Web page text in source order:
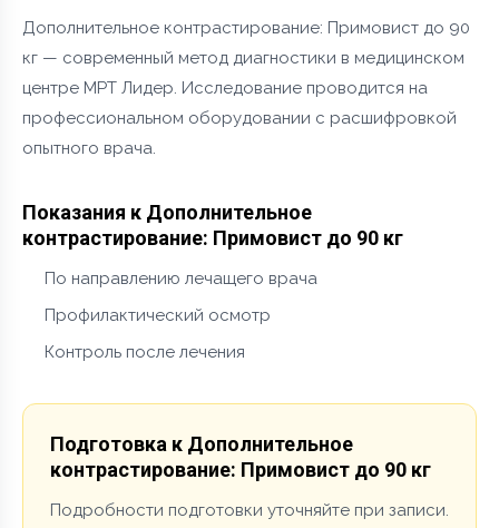
Дополнительное контрастирование: Примовист до 90
кг — современный метод диагностики в медицинском
центре МРТ Лидер. Исследование проводится на
профессиональном оборудовании с расшифровкой
опытного врача.
Показания к Дополнительное
контрастирование: Примовист до 90 кг
По направлению лечащего врача
Профилактический осмотр
Контроль после лечения
Подготовка к Дополнительное
контрастирование: Примовист до 90 кг
Подробности подготовки уточняйте при записи.